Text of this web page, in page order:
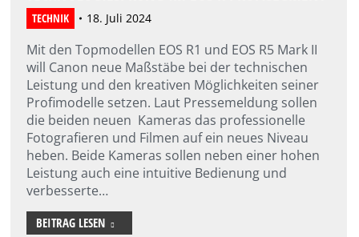
TECHNIK 18. Juli 2024
Mit den Topmodellen EOS R1 und EOS R5 Mark II
will Canon neue Maßstäbe bei der technischen
Leistung und den kreativen Möglichkeiten seiner
Profimodelle setzen. Laut Pressemeldung sollen
die beiden neuen Kameras das professionelle
Fotografieren und Filmen auf ein neues Niveau
heben. Beide Kameras sollen neben einer hohen
Leistung auch eine intuitive Bedienung und
verbesserte…
BEITRAG LESEN